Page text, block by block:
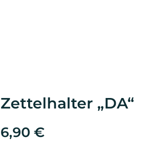
Zettelhalter „DA“
6,90 €